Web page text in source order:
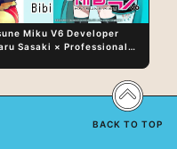
Miku V6 Developer
Sasaki × Professional
Expression Lies in “Love
singing characters” and
BACK TO TOP